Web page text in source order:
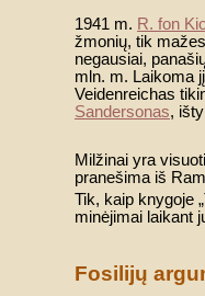
1941 m. R. fon
žmonių, tik
negausiai,
mln. m. Laikoma
Veidenreichas
Sandersonas,
Milžinai yra
pranešima iš
Tik, kaip knygoje
minėjimai laikant
Fosilijų